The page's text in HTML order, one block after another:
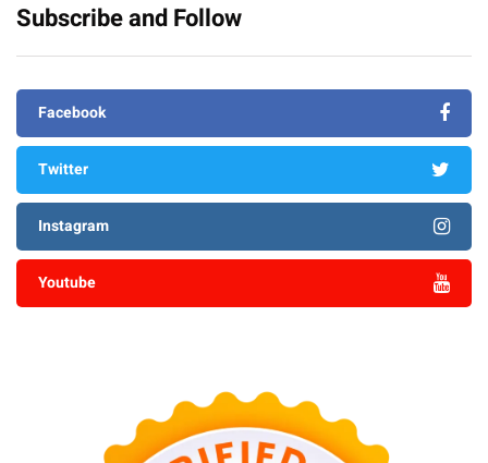
Subscribe and Follow
Facebook
Twitter
Instagram
Youtube